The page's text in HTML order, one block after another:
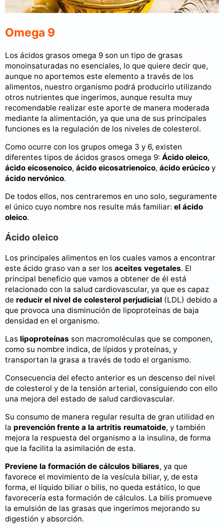
Omega 9
Los ácidos grasos omega 9 son un tipo de grasas
monoinsaturadas no esenciales, lo que quiere decir que,
aunque no aportemos este elemento a través de los
alimentos, nuestro organismo podrá producirlo utilizando
otros nutrientes que ingerimos, aunque resulta muy
recomendable realizar este aporte de manera moderada
mediante la alimentación, ya que una de sus principales
funciones es la regulación de los niveles de colesterol.
Como ocurre con los grupos omega 3 y 6, existen
diferentes tipos de ácidos grasos omega 9: Ácido oleico,
ácido eicosenoico, ácido eicosatrienoico, ácido erúcico y
ácido nervónico.
De todos ellos, nos centraremos en uno solo, seguramente
el único cuyo nombre nos resulte más familiar: el ácido
oleico.
Ácido oleico
Los principales alimentos en los cuales vamos a encontrar
este ácido graso van a ser los aceites vegetales. El
principal beneficio que vamos a obtener de él está
relacionado con la salud cardiovascular, ya que es capaz
de reducir el nivel de colesterol perjudicial (LDL) debido a
que provoca una disminución de lipoproteínas de baja
densidad en el organismo.
Las lipoproteínas son macromoléculas que se componen,
como su nombre indica, de lípidos y proteínas, y
transportan la grasa a través de todo el organismo.
Consecuencia del efecto anterior es un descenso del nivel
de colesterol y de la tensión arterial, consiguiendo con ello
una mejora del estado de salud cardiovascular.
Su consumo de manera regular resulta de gran utilidad en
la prevención frente a la artritis reumatoide, y también
mejora la respuesta del organismo a la insulina, de forma
que la facilita la asimilación de esta.
Previene la formación de cálculos biliares, ya que
favorece el movimiento de la vesícula biliar, y, de esta
forma, el líquido biliar o bilis, no queda estático, lo que
favorecería esta formación de cálculos. La bilis promueve
la emulsión de las grasas que ingerimos mejorando su
digestión y absorción.